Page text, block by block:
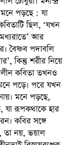
মনে পড়ছে : যা
ছিল, ‘যখন
আর
বৈষ্ণব পদাবলি
কিন্তু শরীর নিয়ে
কবিতা তখনও
পড়ে। পরে যখন
মনে পড়ছে,
যা রূপকথাকে হার
কবির সঙ্গে
তা নয়, ভয়াল